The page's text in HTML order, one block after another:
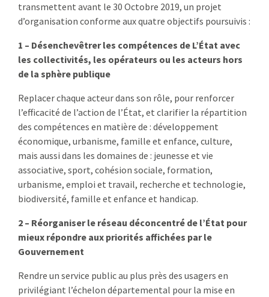
transmettent avant le 30 Octobre 2019, un projet
d’organisation conforme aux quatre objectifs poursuivis :
1 – Désenchevêtrer les compétences de L’État avec
les collectivités, les opérateurs ou les acteurs hors
de la sphère publique
Replacer chaque acteur dans son rôle, pour renforcer
l’efficacité de l’action de l’État, et clarifier la répartition
des compétences en matière de : développement
économique, urbanisme, famille et enfance, culture,
mais aussi dans les domaines de : jeunesse et vie
associative, sport, cohésion sociale, formation,
urbanisme, emploi et travail, recherche et technologie,
biodiversité, famille et enfance et handicap.
2 – Réorganiser le réseau déconcentré de l’État pour
mieux répondre aux priorités affichées par le
Gouvernement
Rendre un service public au plus près des usagers en
privilégiant l’échelon départemental pour la mise en